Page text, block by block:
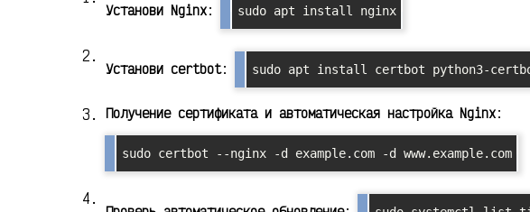
Установи Nginx: sudo apt install nginx
Установи certbot: sudo apt install certbot python3-
Получение сертификата и автоматическая настройка Nginx:
sudo certbot --nginx -d example.com -d www.example.com